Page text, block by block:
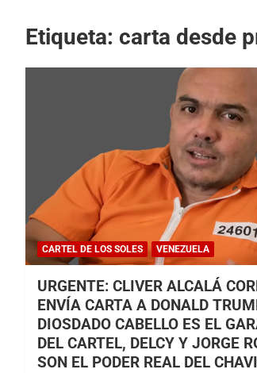
Etiqueta: carta desde
CARTEL DE LOS SOLES VENEZUELA
URGENTE: CLIVER ALCALÁ
ENVÍA CARTA A DONALD
DIOSDADO CABELLO ES EL
DEL CARTEL, DELCY Y JORGE
SON EL PODER REAL DEL